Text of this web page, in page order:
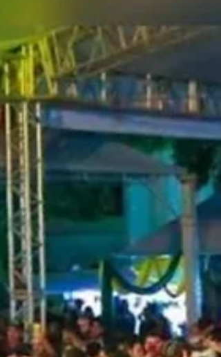
Qualquer artista, músico ou compositor pode
participar, desde que inscrevam canções inéditas
Prefeitura de Tibagi, através da Casa da...